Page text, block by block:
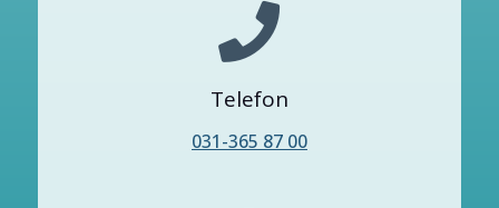

Telefon
031-365 87 00